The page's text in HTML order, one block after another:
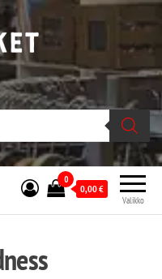
ja kivijalassa
Market on vaihtoehtomusaan
erikoistunut verkko- sekä
Helsingissä Kallion
sydämessä.
Valikko
0
0,00€